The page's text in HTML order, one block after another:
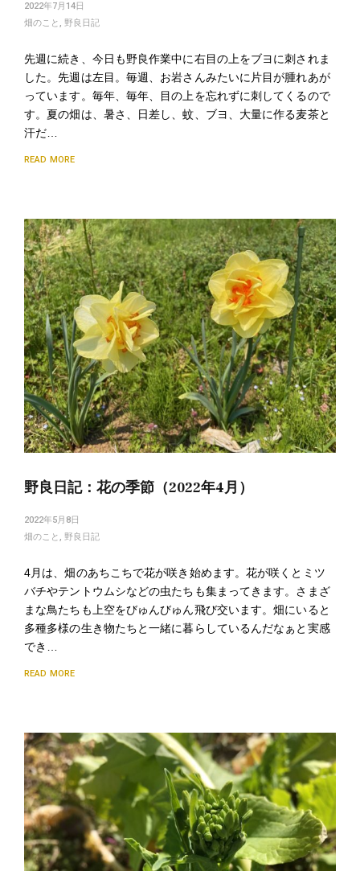
2022年7月14日
畑のこと , 野良日記
先週に続き、今日も野良作業中に右目の上をブヨに刺されま
した。先週は左目。毎週、お岩さんみたいに片目が腫れあが
っています。毎年、毎年、目の上を忘れずに刺してくるので
す。夏の畑は、暑さ、日差し、蚊、ブヨ、大量に作る麦茶と
汗だ…
READ MORE
野良日記：花の季節（2022年4月）
2022年5月8日
畑のこと , 野良日記
4月は、畑のあちこちで花が咲き始めます。花が咲くとミツ
バチやテントウムシなどの虫たちも集まってきます。さまざ
まな鳥たちも上空をびゅんびゅん飛び交います。畑にいると
多種多様の生き物たちと一緒に暮らしているんだなぁと実感
でき…
READ MORE